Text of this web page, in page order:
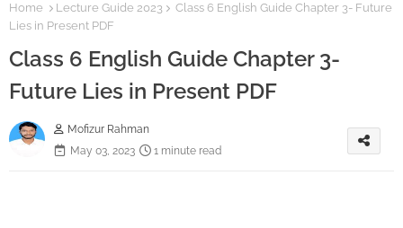
Home Lecture Guide 2023
Class 6 English Guide Chapter 3- Future
Lies in Present PDF
Class 6 English Guide Chapter 3-
Future Lies in Present PDF
Mofizur Rahman
May 03, 2023
1 minute read